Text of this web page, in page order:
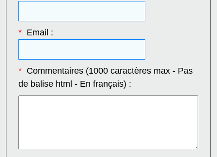
*Email :
*Commentaires (1000 caractères max - Pas
de balise html - En français) :